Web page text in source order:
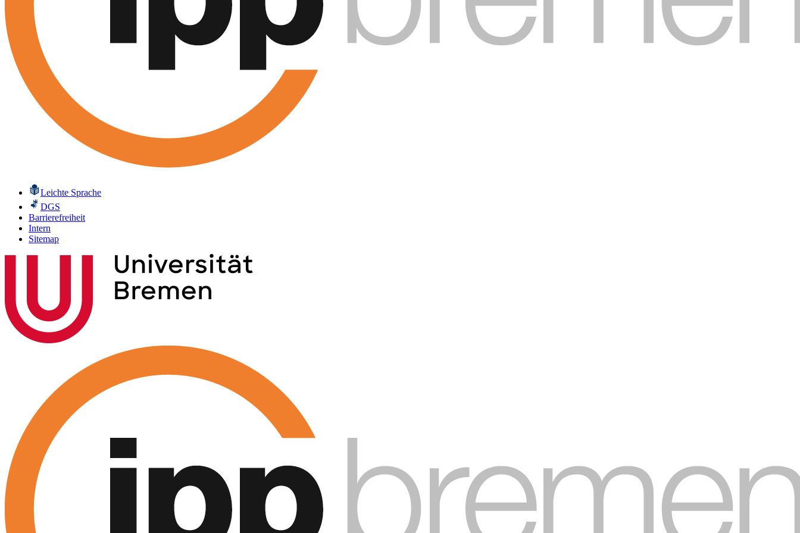
Leichte Sprache
DGS
Barrierefreiheit
Intern
Sitemap